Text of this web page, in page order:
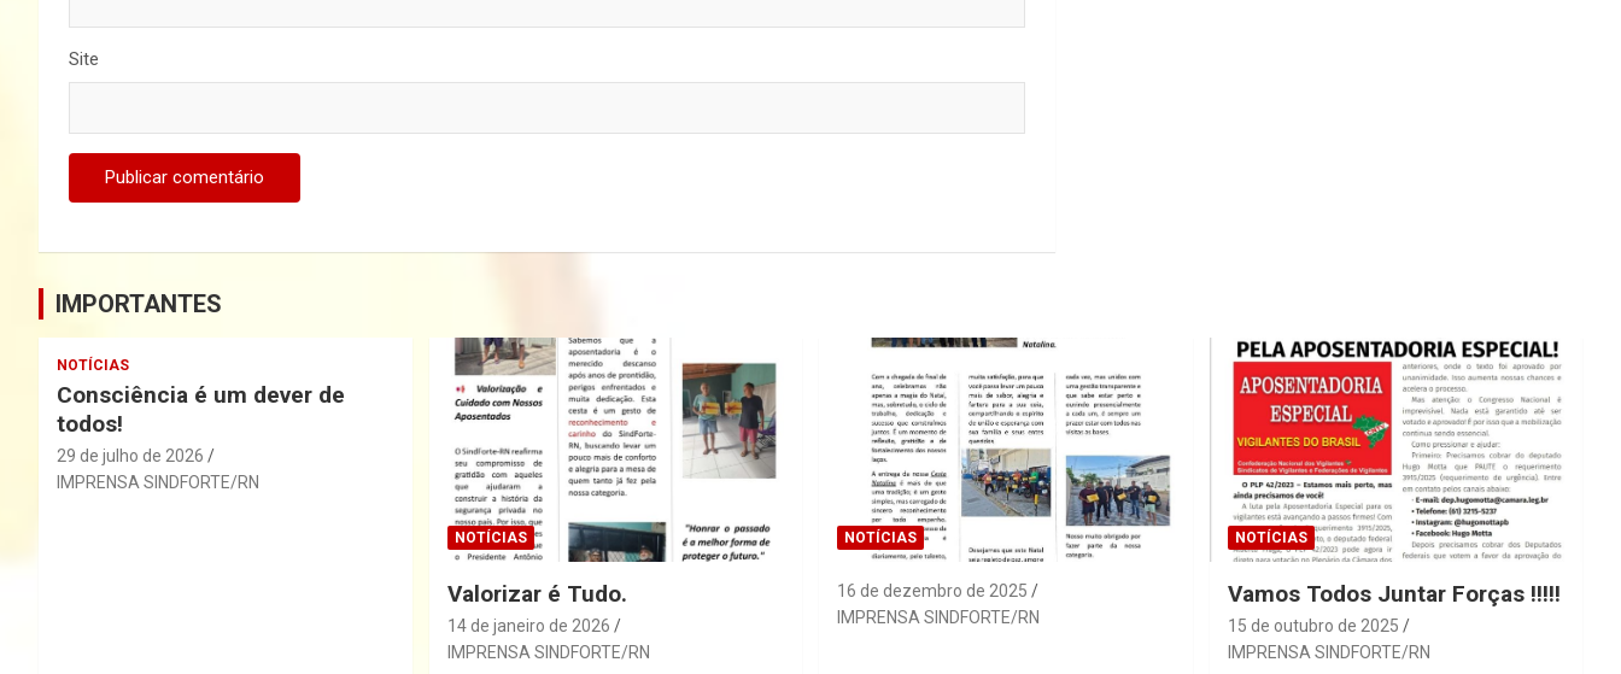
Site
IMPORTANTES
NOTÍCIAS
Consciência é um dever de
todos!
29 de julho de 2026
IMPRENSA SINDFORTE/RN
NOTÍCIAS
Valorizar é Tudo.
14 de janeiro de 2026
IMPRENSA SINDFORTE/RN
NOTÍCIAS
16 de dezembro de 2025
IMPRENSA SINDFORTE/RN
NOTÍCIAS
Vamos Todos Juntar Forças !!!!!
15 de outubro de 2025
IMPRENSA SINDFORTE/RN